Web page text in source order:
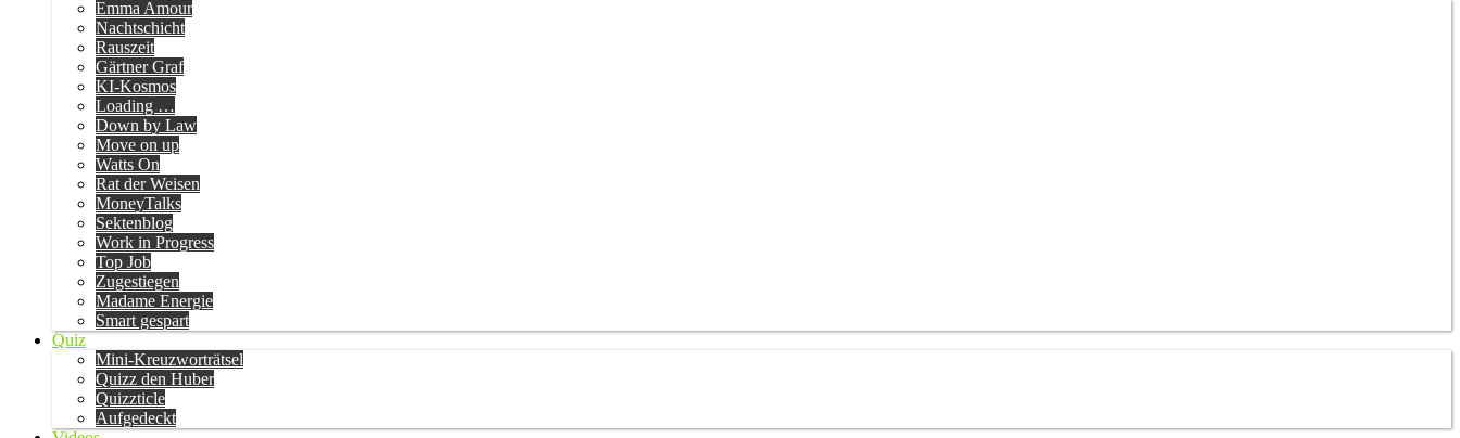
Emma Amour
Nachtschicht
Rauszeit
Gärtner Graf
KI-Kosmos
Loading …
Down by Law
Move on up
Watts On
Rat der Weisen
MoneyTalks
Sektenblog
Work in Progress
Top Job
Zugestiegen
Madame Energie
Smart gespart
Quiz
Mini-Kreuzworträtsel
Quizz den Huber
Quizzticle
Aufgedeckt